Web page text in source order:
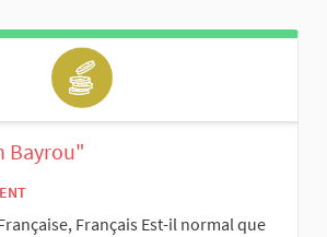
Bayrou"
Français Est-il normal que